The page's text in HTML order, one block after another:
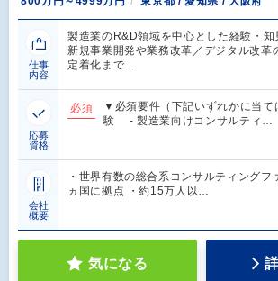
仕事
内容
製造業のR&D領域を中心とした経験・知
新規事業開発や業務改革／デジタル改革
定着化まで…
応募
資格
必須
▼必須要件（下記いずれかに当て
験 - 製造業向けコンサルティ…
会社
概要
・世界有数の総合系コンサルティング
ヵ国に拠点 ・約15万人以…
気になる